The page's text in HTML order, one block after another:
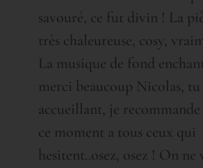
savouré, ce fut divin ! La
très chaleureuse, cosy,
La musique de fond
merci beaucoup Nicolas, tu
accueillant, je
ce moment a tous ceux qui
hesitent..osez, osez ! On